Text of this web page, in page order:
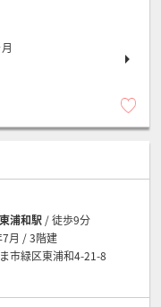
東浦和駅 / 徒歩9分
月 / 3階建
市緑区東浦和4-21-8